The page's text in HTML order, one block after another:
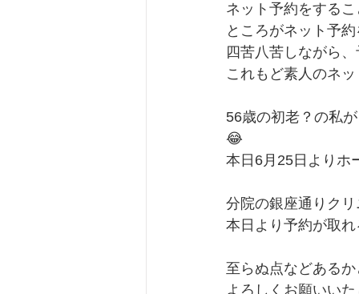
ネット予約をする
ところがネット予
四苦八苦しながら
これもど素人のネ
56歳の初老？の私
😂
本日6月25日よりホ
分院の銀座通りク
本日より予約が取
至らぬ点などある
よろしくお願いい